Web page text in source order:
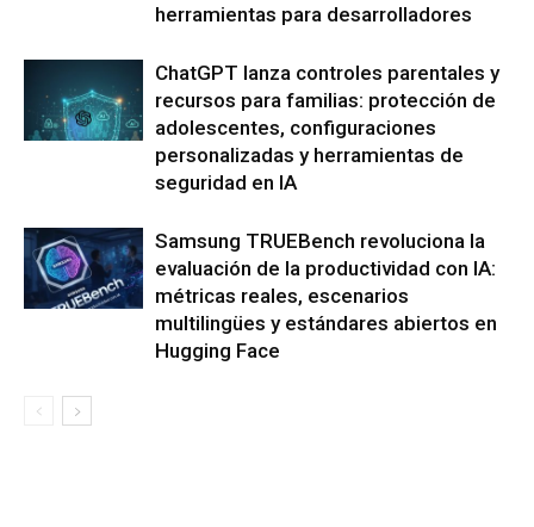
herramientas para desarrolladores
ChatGPT lanza controles parentales y
recursos para familias: protección de
adolescentes, configuraciones
personalizadas y herramientas de
seguridad en IA
Samsung TRUEBench revoluciona la
evaluación de la productividad con IA:
métricas reales, escenarios
multilingües y estándares abiertos en
Hugging Face